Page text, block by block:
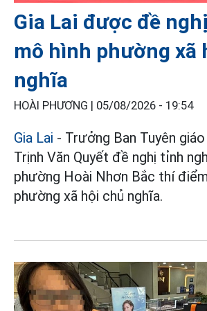
Gia Lai được đề
mô hình phường xã
nghĩa
HOÀI PHƯƠNG | 05/08/2026 - 19:54
Gia Lai - Trưởng Ban Tuyên
Trịnh Văn Quyết đề nghị tỉnh
phường Hoài Nhơn Bắc thí
phường xã hội chủ nghĩa.